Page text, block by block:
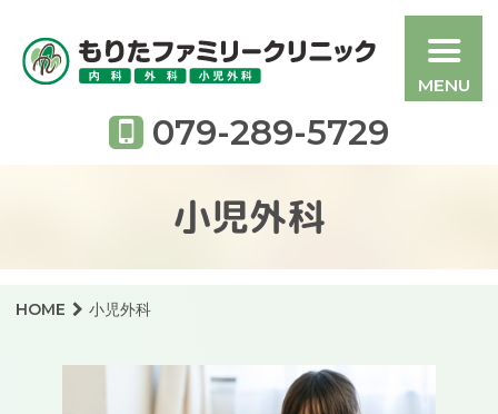
079-289-5729
小児外科
HOME 小児外科